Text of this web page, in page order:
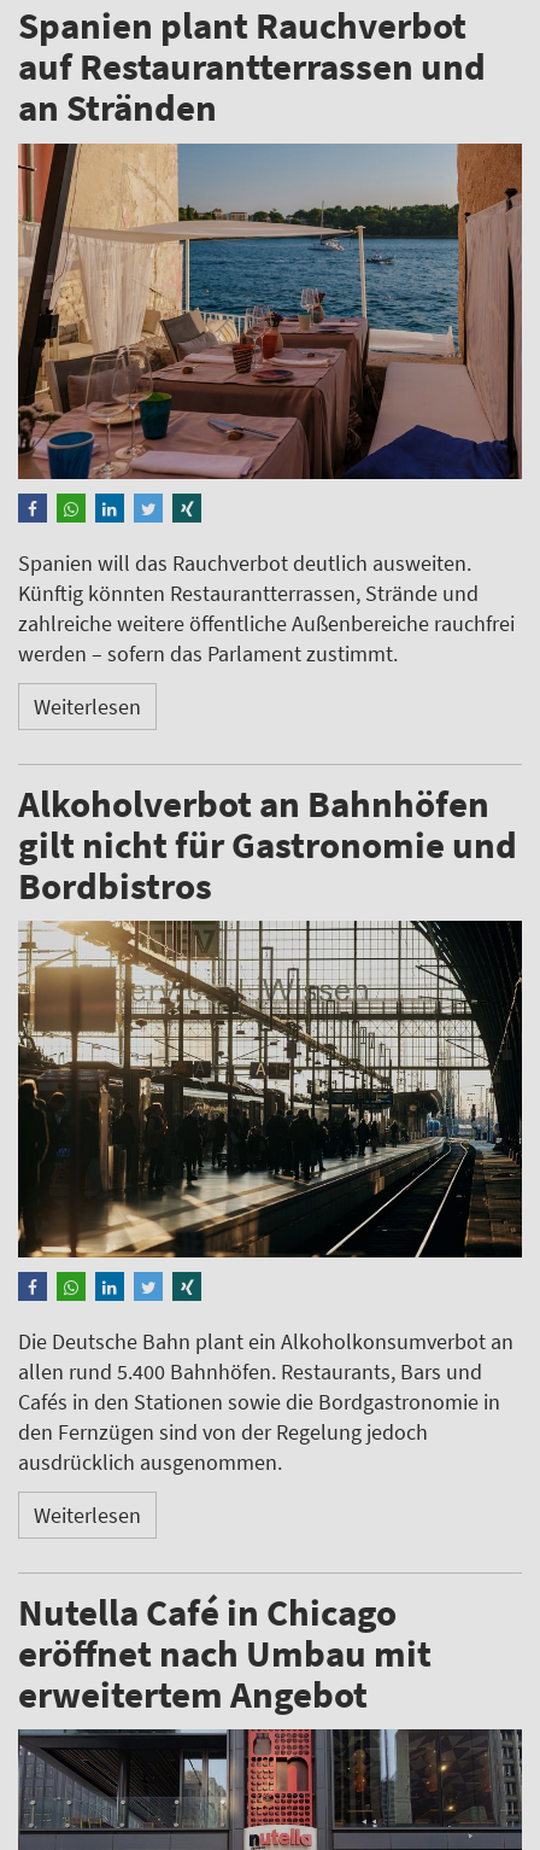
Spanien plant Rauchverbot
auf Restaurantterrassen und
an Stränden
Spanien will das Rauchverbot deutlich ausweiten.
Künftig könnten Restaurantterrassen, Strände und
zahlreiche weitere öffentliche Außenbereiche rauchfrei
werden – sofern das Parlament zustimmt.
Weiterlesen
Alkoholverbot an Bahnhöfen
gilt nicht für Gastronomie und
Bordbistros
Die Deutsche Bahn plant ein Alkoholkonsumverbot an
allen rund 5.400 Bahnhöfen. Restaurants, Bars und
Cafés in den Stationen sowie die Bordgastronomie in
den Fernzügen sind von der Regelung jedoch
ausdrücklich ausgenommen.
Weiterlesen
Nutella Café in Chicago
eröffnet nach Umbau mit
erweitertem Angebot